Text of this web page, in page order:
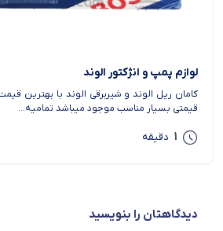
لوازم پمپ و انژکتور الوند
کامان ریل الوند و شیربرقی الوند با بهترین
قیمتی بسیار مناسب موجود میباشد تمامیه...
1 دقیقه
دیدگاهتان را بنویسید